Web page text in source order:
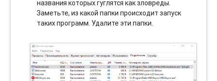
названия которых гуглятся как зловреды.
Заметьте, из какой папки происходит запуск
таких программ. Удалите эти папки.